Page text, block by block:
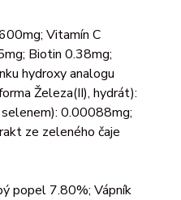
Vitamín C
Biotin 0.38mg;
hydroxy analogu
Železa(II), hydrát):
0.00088mg;
ze zeleného čaje
popel 7.80%; Vápník